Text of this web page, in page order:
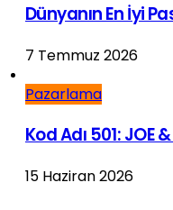
Dünyanın En İyi
7 Temmuz 2026
Pazarlama
Kod Adı 501: JOE
15 Haziran 2026